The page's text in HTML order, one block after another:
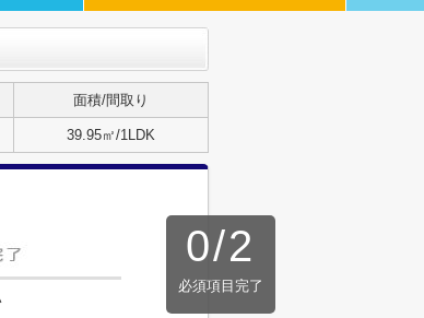
面積/間取り
39.95㎡/1LDK
0/2
必須項目完了